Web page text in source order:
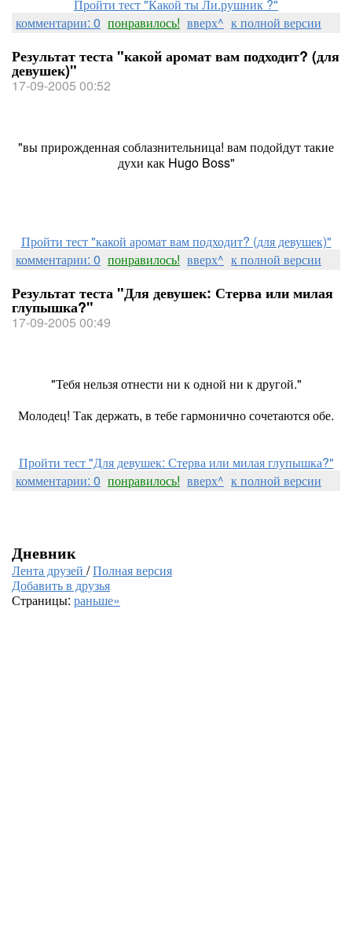
Пройти тест "Какой ты Ли.рушник ?"
комментарии: 0 понравилось! вверх^ к полной версии
Результат теста "какой аромат вам подходит? (для
девушек)"
17-09-2005 00:52
"вы прирожденная соблазнительница! вам подойдут такие
духи как Hugo Boss"
Пройти тест "какой аромат вам подходит? (для девушек)"
комментарии: 0 понравилось! вверх^ к полной версии
Результат теста "Для девушек: Стерва или милая
глупышка?"
17-09-2005 00:49
"Тебя нельзя отнести ни к одной ни к другой."
Молодец! Так держать, в тебе гармонично сочетаются обе.
Пройти тест "Для девушек: Стерва или милая глупышка?"
комментарии: 0 понравилось! вверх^ к полной версии
Дневник
Лента друзей /Полная версия
Добавить в друзья
Страницы: раньше»